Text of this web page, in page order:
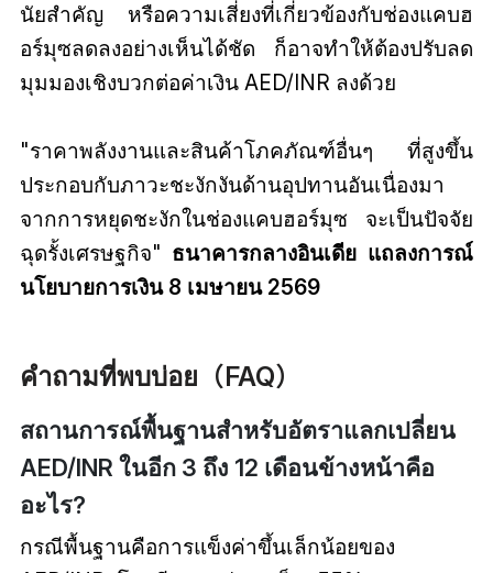
นัยสำคัญ หรือความเสี่ยงที่เกี่ยวข้องกับช่องแคบฮ
อร์มุซลดลงอย่างเห็นได้ชัด ก็อาจทำให้ต้องปรับลด
มุมมองเชิงบวกต่อค่าเงิน AED/INR ลงด้วย
"ราคาพลังงานและสินค้าโภคภัณฑ์อื่นๆ ที่สูงขึ้น
ประกอบกับภาวะชะงักงันด้านอุปทานอันเนื่องมา
จากการหยุดชะงักในช่องแคบฮอร์มุซ จะเป็นปัจจัย
ฉุดรั้งเศรษฐกิจ" ธนาคารกลางอินเดีย แถลงการณ์
นโยบายการเงิน 8 เมษายน 2569
คำถามที่พบบ่อย（FAQ）
สถานการณ์พื้นฐานสำหรับอัตราแลกเปลี่ยน
AED/INR ในอีก 3 ถึง 12 เดือนข้างหน้าคือ
อะไร?
กรณีพื้นฐานคือการแข็งค่าขึ้นเล็กน้อยของ